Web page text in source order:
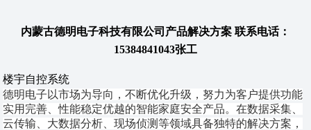
内蒙古德明电子科技有限公司产品解决方案 联系电话：
15384841043张工
楼宇自控系统
德明电子以市场为导向，不断优化升级，努力为客户提供功能
实用完善、性能稳定优越的智能家庭安全产品。在数据采集、
云传输、大数据分析、现场侦测等领域具备独特的解决方案，